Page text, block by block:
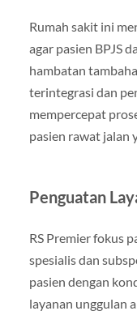
Rumah sakit ini
agar pasien BPJS
hambatan
terintegrasi dan
mempercepat
pasien rawat jalan
Penguatan
RS Premier fokus
spesialis dan
pasien dengan
layanan unggulan